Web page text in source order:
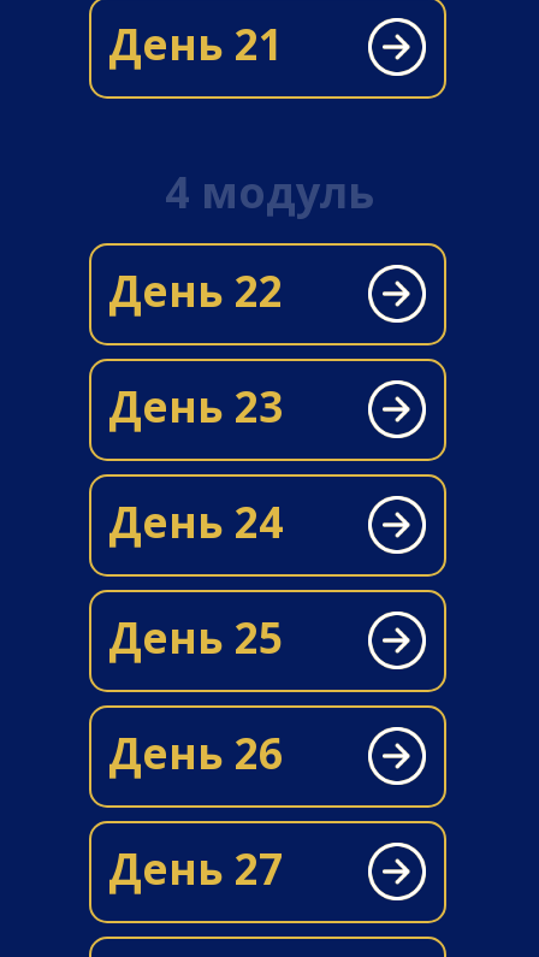
День 21
День 22
День 23
День 24
День 25
День 26
День 27
4 модуль